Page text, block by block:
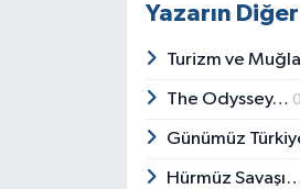
Yazarın Diğer
Turizm ve
The Odyssey…
Günümüz
Hürmüz